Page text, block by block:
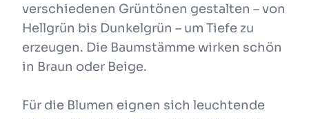
verschiedenen Grüntönen gestalten – von
Hellgrün bis Dunkelgrün – um Tiefe zu
erzeugen. Die Baumstämme wirken schön
in Braun oder Beige.
Für die Blumen eignen sich leuchtende